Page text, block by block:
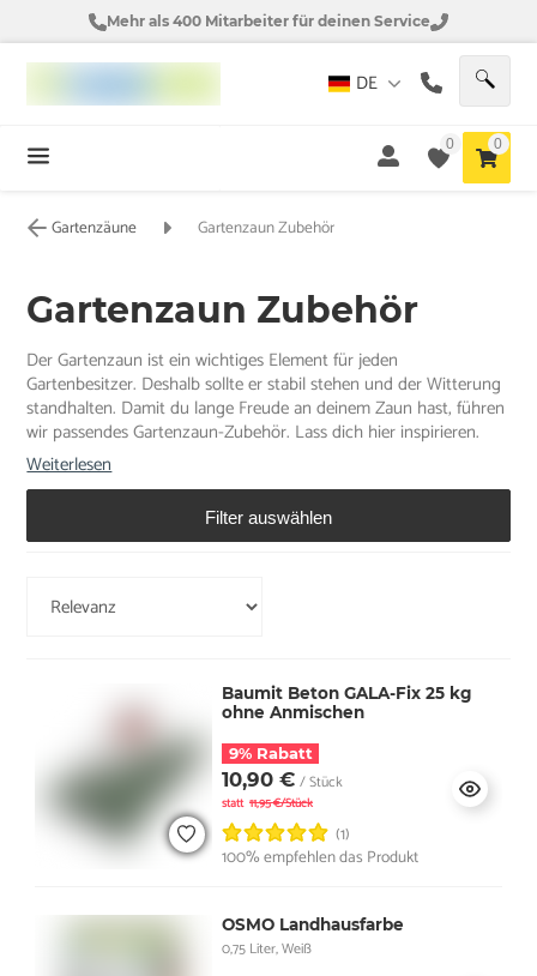
Mehr als 400 Mitarbeiter für deinen Service
DE
0 0
Gartenzäune Gartenzaun Zubehör
Gartenzaun Zubehör
Der Gartenzaun ist ein wichtiges Element für jeden
Gartenbesitzer. Deshalb sollte er stabil stehen und der Witterung
standhalten. Damit du lange Freude an deinem Zaun hast, führen
wir passendes Gartenzaun-Zubehör. Lass dich hier inspirieren.
Weiterlesen
Filter auswählen
Baumit Beton GALA-Fix 25 kg
ohne Anmischen
9% Rabatt
10,90 € / Stück
statt 11,95 €/Stück
(1)
100% empfehlen das Produkt
OSMO Landhausfarbe
0,75 Liter, Weiß